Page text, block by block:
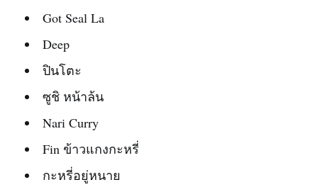
Got Seal La
Deep
ปินโตะ
ซูชิ หน้าล้น
Nari Curry
Fin ข้าวแกงกะหรี่
กะหรี่อยู่หนาย